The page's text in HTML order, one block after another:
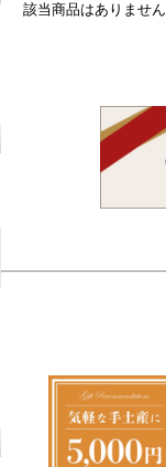
該当商品はありません